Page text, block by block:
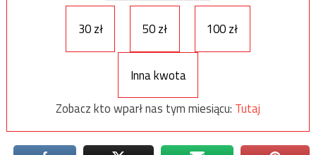
30 zł 50 zł 100 zł
Inna kwota
Zobacz kto wparł nas tym miesiącu: Tutaj